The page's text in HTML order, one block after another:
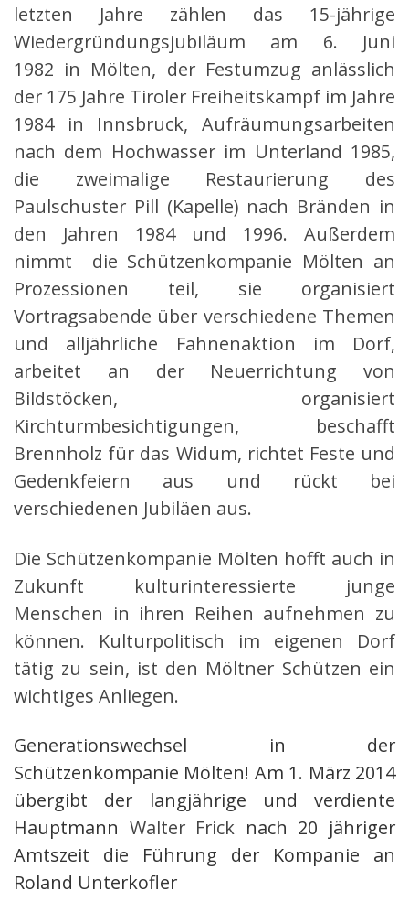
letzten Jahre zählen das 15-jährige
Wiedergründungsjubiläum am 6. Juni
1982 in Mölten, der Festumzug anlässlich
der 175 Jahre Tiroler Freiheitskampf im Jahre
1984 in Innsbruck, Aufräumungsarbeiten
nach dem Hochwasser im Unterland 1985,
die zweimalige Restaurierung des
Paulschuster Pill (Kapelle) nach Bränden in
den Jahren 1984 und 1996. Außerdem
nimmt die Schützenkompanie Mölten an
Prozessionen teil, sie organisiert
Vortragsabende über verschiedene Themen
und alljährliche Fahnenaktion im Dorf,
arbeitet an der Neuerrichtung von
Bildstöcken, organisiert
Kirchturmbesichtigungen, beschafft
Brennholz für das Widum, richtet Feste und
Gedenkfeiern aus und rückt bei
verschiedenen Jubiläen aus.
Die Schützenkompanie Mölten hofft auch in
Zukunft kulturinteressierte junge
Menschen in ihren Reihen aufnehmen zu
können. Kulturpolitisch im eigenen Dorf
tätig zu sein, ist den Möltner Schützen ein
wichtiges Anliegen.
Generationswechsel in der
Schützenkompanie Mölten! Am 1. März 2014
übergibt der langjährige und verdiente
Hauptmann Walter Frick nach 20 jähriger
Amtszeit die Führung der Kompanie an
Roland Unterkofler